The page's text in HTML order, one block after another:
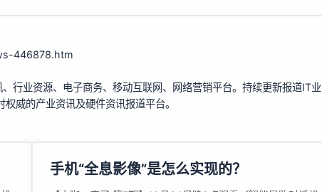
446878.htm
行业资源、电子商务、移动互联网、网络营销平台。持续更新报道IT业
威的产业资讯及硬件资讯报道平台。
手机“全息影像”是怎么实现的？